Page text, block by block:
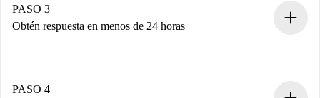
propietario acepte.
PASO 3
Obtén respuesta en menos de 24 horas
contacto con el propietario.
PASO 4